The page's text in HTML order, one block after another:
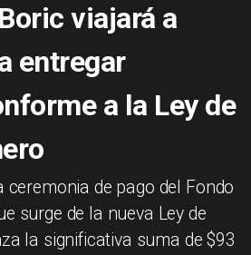
viajará a
entregar
a la Ley de
ceremonia de pago del Fondo
surge de la nueva Ley de
la significativa suma de $93